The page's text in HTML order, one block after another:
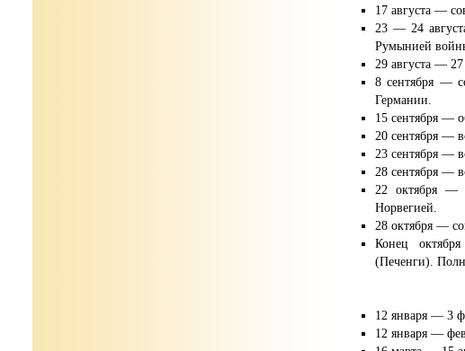
17 августа —
23 — 24
Румынией
29 августа —
8 сентября —
Германии.
15 сентября —
20 сентября —
23 сентября —
28 сентября —
22 октября —
Норвегией.
28 октября —
Конец
(Печенги).
12 января — 3
12 января —